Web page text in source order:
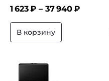
1 623₽ – 37 940₽
В корзину